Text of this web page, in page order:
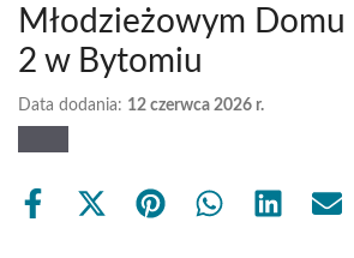
Młodzieżowym
2 w Bytomiu
Data dodania: 12 czerwca 2026 r.
Share
Share Share Share Share